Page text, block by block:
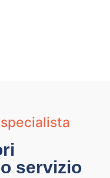
servizio